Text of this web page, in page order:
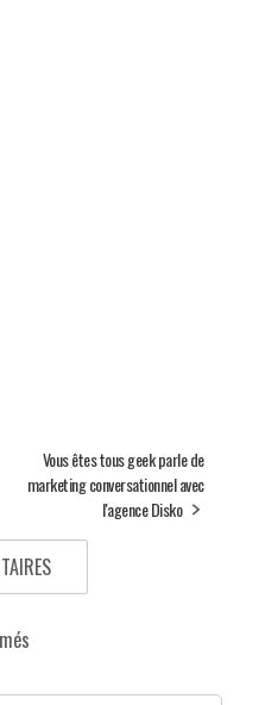
Vous êtes tous geek parle de
marketing conversationnel avec
l'agence Disko